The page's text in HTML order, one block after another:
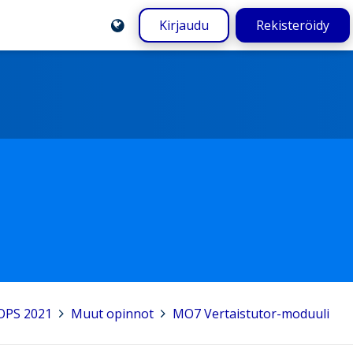
Kirjaudu Rekisteröidy
2021 Muut opinnot MO7 Vertaistutor-moduuli